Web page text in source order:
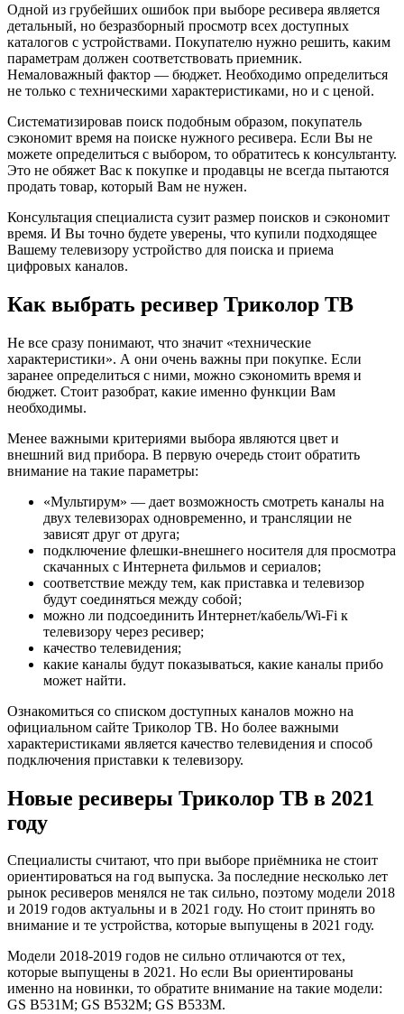
Одной из грубейших ошибок при выборе ресивера является
детальный, но безразборный просмотр всех доступных
каталогов с устройствами. Покупателю нужно решить, каким
параметрам должен соответствовать приемник.
Немаловажный фактор — бюджет. Необходимо определиться
не только с техническими характеристиками, но и с ценой.
Систематизировав поиск подобным образом, покупатель
сэкономит время на поиске нужного ресивера. Если Вы не
можете определиться с выбором, то обратитесь к консультанту.
Это не обяжет Вас к покупке и продавцы не всегда пытаются
продать товар, который Вам не нужен.
Консультация специалиста сузит размер поисков и сэкономит
время. И Вы точно будете уверены, что купили подходящее
Вашему телевизору устройство для поиска и приема
цифровых каналов.
Как выбрать ресивер Триколор ТВ
Не все сразу понимают, что значит «технические
характеристики». А они очень важны при покупке. Если
заранее определиться с ними, можно сэкономить время и
бюджет. Стоит разобрат, какие именно функции Вам
необходимы.
Менее важными критериями выбора являются цвет и
внешний вид прибора. В первую очередь стоит обратить
внимание на такие параметры:
«Мультирум» — дает возможность смотреть каналы на
двух телевизорах одновременно, и трансляции не
зависят друг от друга;
подключение флешки-внешнего носителя для просмотра
скачанных с Интернета фильмов и сериалов;
соответствие между тем, как приставка и телевизор
будут соединяться между собой;
можно ли подсоединить Интернет/кабель/Wi-Fi к
телевизору через ресивер;
качество телевидения;
какие каналы будут показываться, какие каналы прибо
может найти.
Ознакомиться со списком доступных каналов можно на
официальном сайте Триколор ТВ. Но более важными
характеристиками является качество телевидения и способ
подключения приставки к телевизору.
Новые ресиверы Триколор ТВ в 2021
году
Специалисты считают, что при выборе приёмника не стоит
ориентироваться на год выпуска. За последние несколько лет
рынок ресиверов менялся не так сильно, поэтому модели 2018
и 2019 годов актуальны и в 2021 году. Но стоит принять во
внимание и те устройства, которые выпущены в 2021 году.
Модели 2018-2019 годов не сильно отличаются от тех,
которые выпущены в 2021. Но если Вы ориентированы
именно на новинки, то обратите внимание на такие модели:
GS B531M; GS B532M; GS B533M.